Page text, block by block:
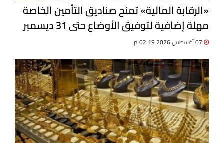
«الرقابة المالية» تمنح صناديق التأمين الخاصة
مهلة إضافية لتوفيق الأوضاع حتى 31 ديسمبر